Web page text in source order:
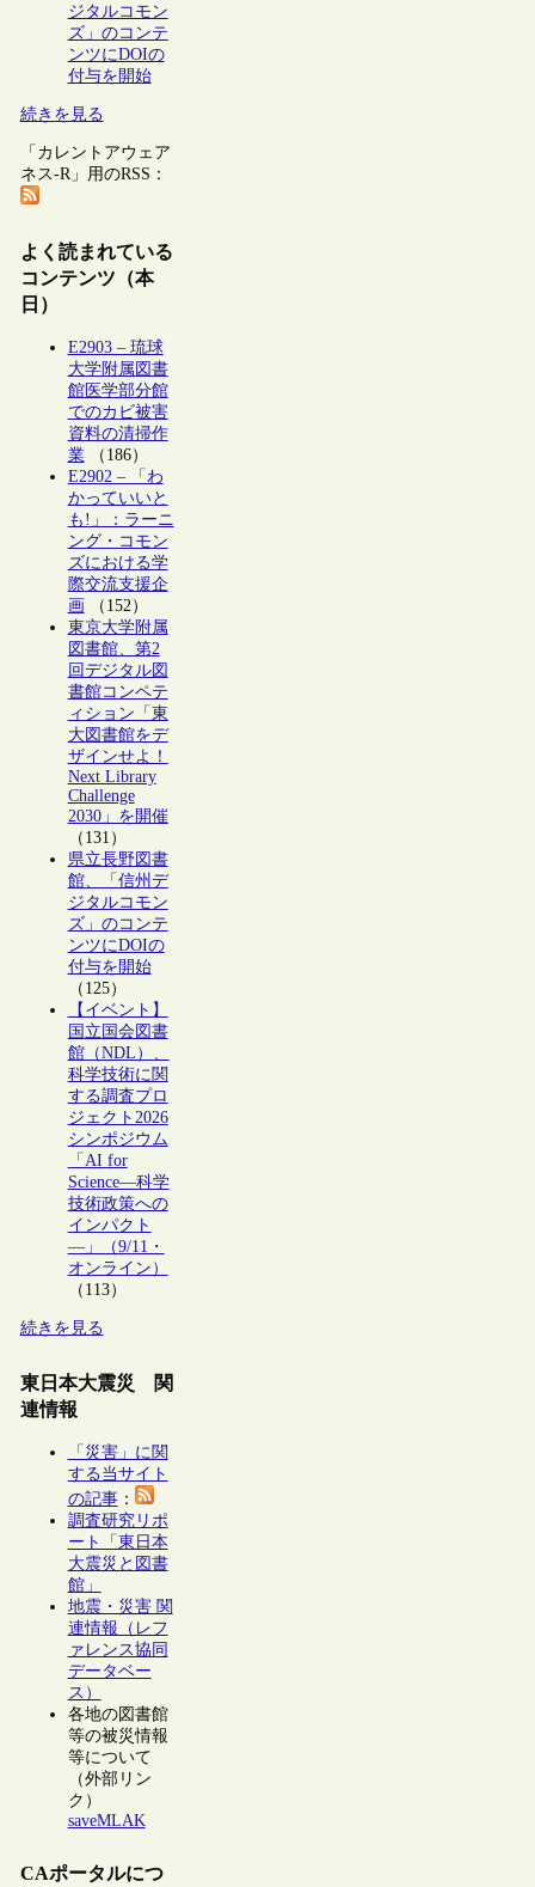
ジタルコモン
ズ」のコンテ
ンツにDOIの
付与を開始
続きを見る
「カレントアウェア
ネス-R」用のRSS：
よく読まれている
コンテンツ（本
日）
E2903 – 琉球
大学附属図書
館医学部分館
でのカビ被害
資料の清掃作
業（186）
E2902 – 「わ
かっていいと
も!」：ラーニ
ング・コモン
ズにおける学
際交流支援企
画 （152）
東京大学附属
図書館、第2
回デジタル図
書館コンペテ
ィション「東
大図書館をデ
ザインせよ！
Next Library
Challenge
2030」を開催
（131）
県立長野図書
館、「信州デ
ジタルコモン
ズ」のコンテ
ンツにDOIの
付与を開始
（125）
【イベント】
国立国会図書
館（NDL）、
科学技術に関
する調査プロ
ジェクト2026
シンポジウム
「AI for
Science―科学
技術政策への
インパクト
―」（9/11・
オンライン）
（113）
続きを見る
東日本大震災 関
連情報
「災害」に関
する当サイト
の記事：
調査研究リポ
ート「東日本
大震災と図書
館」
地震・災害 関
連情報（レフ
ァレンス協同
データベー
ス）
各地の図書館
等の被災情報
等について
（外部リン
ク）
saveMLAK
CAポータルにつ